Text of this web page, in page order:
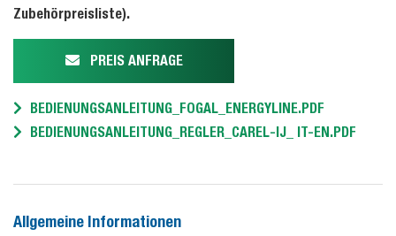
Zubehörpreisliste).
PREIS ANFRAGE
BEDIENUNGSANLEITUNG_FOGAL_ENERGYLINE.PDF
BEDIENUNGSANLEITUNG_REGLER_CAREL-IJ_ IT-EN.PDF
Allgemeine Informationen